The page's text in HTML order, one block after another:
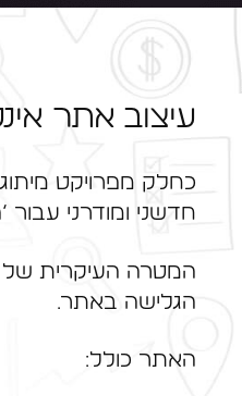
עיצוב אתר
כחלק מפרויקט מיתוג
חדשני ומודרני עבור
המטרה העיקרית של
הגלישה באתר.
האתר כולל: